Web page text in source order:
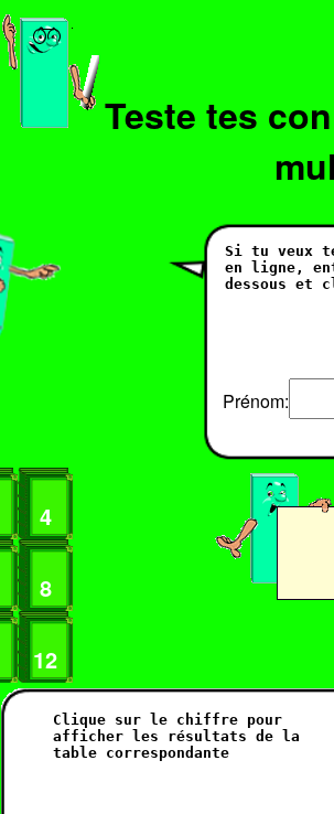
Teste tes
Prénom:
4
8
12